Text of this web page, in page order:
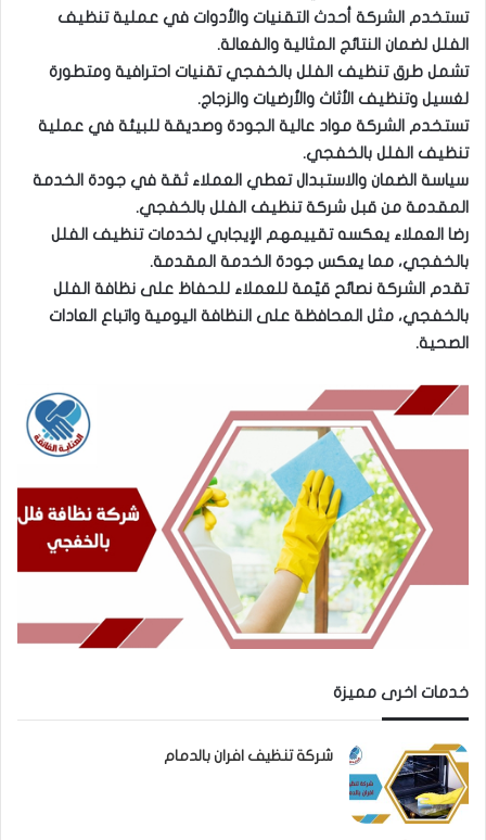
تستخدم الشركة أحدث التقنيات والأدوات في عملية تنظيف
الفلل لضمان النتائج المثالية والفعالة.
تشمل طرق تنظيف الفلل بالخفجي تقنيات احترافية ومتطورة
لغسيل وتنظيف الأثاث والأرضيات والزجاج.
تستخدم الشركة مواد عالية الجودة وصديقة للبيئة في عملية
تنظيف الفلل بالخفجي.
سياسة الضمان والاستبدال تعطي العملاء ثقة في جودة الخدمة
المقدمة من قبل شركة تنظيف الفلل بالخفجي.
رضا العملاء يعكسه تقييمهم الإيجابي لخدمات تنظيف الفلل
بالخفجي، مما يعكس جودة الخدمة المقدمة.
تقدم الشركة نصائح قيّمة للعملاء للحفاظ على نظافة الفلل
بالخفجي، مثل المحافظة على النظافة اليومية واتباع العادات
الصحية.
خدمات اخرى مميزة
شركة تنظيف افران بالدمام